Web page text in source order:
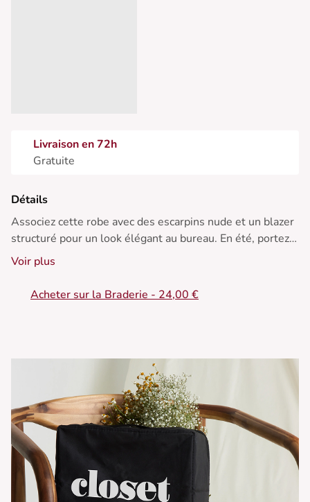
Livraison en 72h
Gratuite
Détails
Associez cette robe avec des escarpins nude et un blazer
structuré pour un look élégant au bureau. En été, portez-
la avec des sandales et un chapeau de paille pour un
style décontracté.
• Manches cloches
• Fermeture au dos avec un zip invisible
Pour une taille S :
- Longueur de 125 cm
- Tour de poitrine de 92 cm
- Tour de taille de 70 cm
Voir plus
Acheter sur la Braderie - 24,00 €